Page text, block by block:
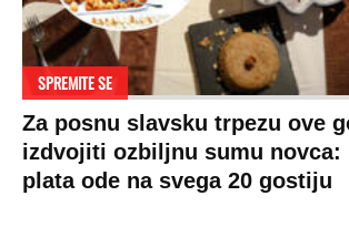
SPREMITE SE
Za posnu slavsku trpezu ove
izdvojiti ozbiljnu sumu novca:
plata ode na svega 20 gostiju